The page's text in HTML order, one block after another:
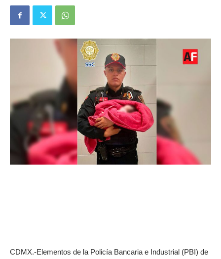
CDMX.-Elementos de la Policía Bancaria e Industrial (PBI) de